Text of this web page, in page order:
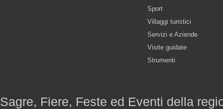
Sport
Villaggi turistici
Servizi e Aziende
Visite guidate
Strumenti
Sagre, Fiere, Feste ed Eventi della